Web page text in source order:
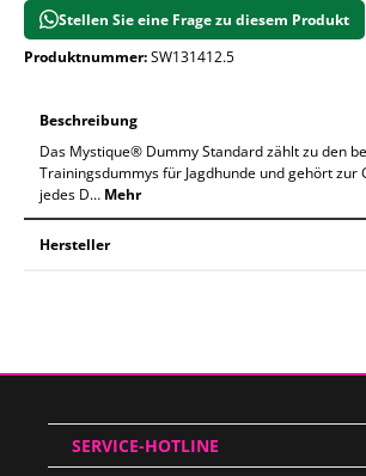
Stellen Sie eine Frage zu diesem Produkt
Produktnummer:SW131412.5
Beschreibung
Das Mystique® Dummy Standard zählt zu den
Trainingsdummys für Jagdhunde und gehört zur
jedes D… Mehr
Hersteller
SERVICE-HOTLINE